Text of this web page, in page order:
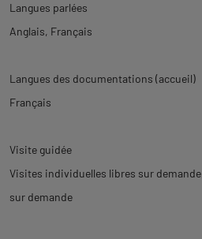
Langues parlées
Anglais Français
Langues des documentations (accueil)
Français
Visite guidée
Visites individuelles libres sur demande
sur demande